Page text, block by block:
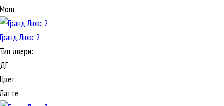
Moru
Гранд Люкс 2
Тип двери:
ДГ
Цвет:
Латте